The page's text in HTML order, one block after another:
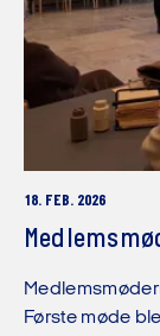
18. FEB. 2026
Første møde